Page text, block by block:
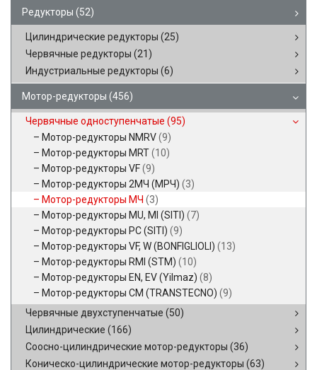
Редукторы (52)
Цилиндрические редукторы (25)
Червячные редукторы (21)
Индустриальные редукторы (6)
Мотор-редукторы (456)
Червячные одноступенчатые (95)
Мотор-редукторы NMRV(9)
Мотор-редукторы MRT(10)
Мотор-редукторы VF(9)
Мотор-редукторы 2МЧ (МРЧ) (3)
Мотор-редукторы МЧ (3)
Мотор-редукторы MU, MI (SITI) (7)
Мотор-редукторы PC (SITI) (9)
Мотор-редукторы VF, W (BONFIGLIOLI) (13)
Мотор-редукторы RMI (STM) (10)
Мотор-редукторы EN, EV (Yilmaz) (8)
Мотор-редукторы CM (TRANSTECNO) (9)
Червячные двухступенчатые (50)
Цилиндрические (166)
Соосно-цилиндрические мотор-редукторы (36)
Коническо-цилиндрические мотор-редукторы (63)